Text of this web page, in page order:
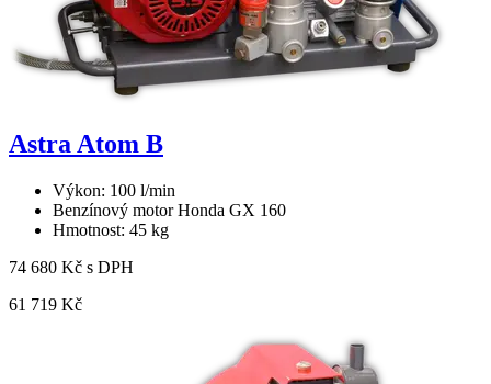
Astra Atom B
Výkon: 100 l/min
Benzínový motor Honda GX 160
Hmotnost: 45 kg
74 680 Kč s DPH
61 719 Kč